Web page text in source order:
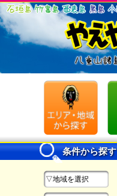
条件から探す
▽地域を選択